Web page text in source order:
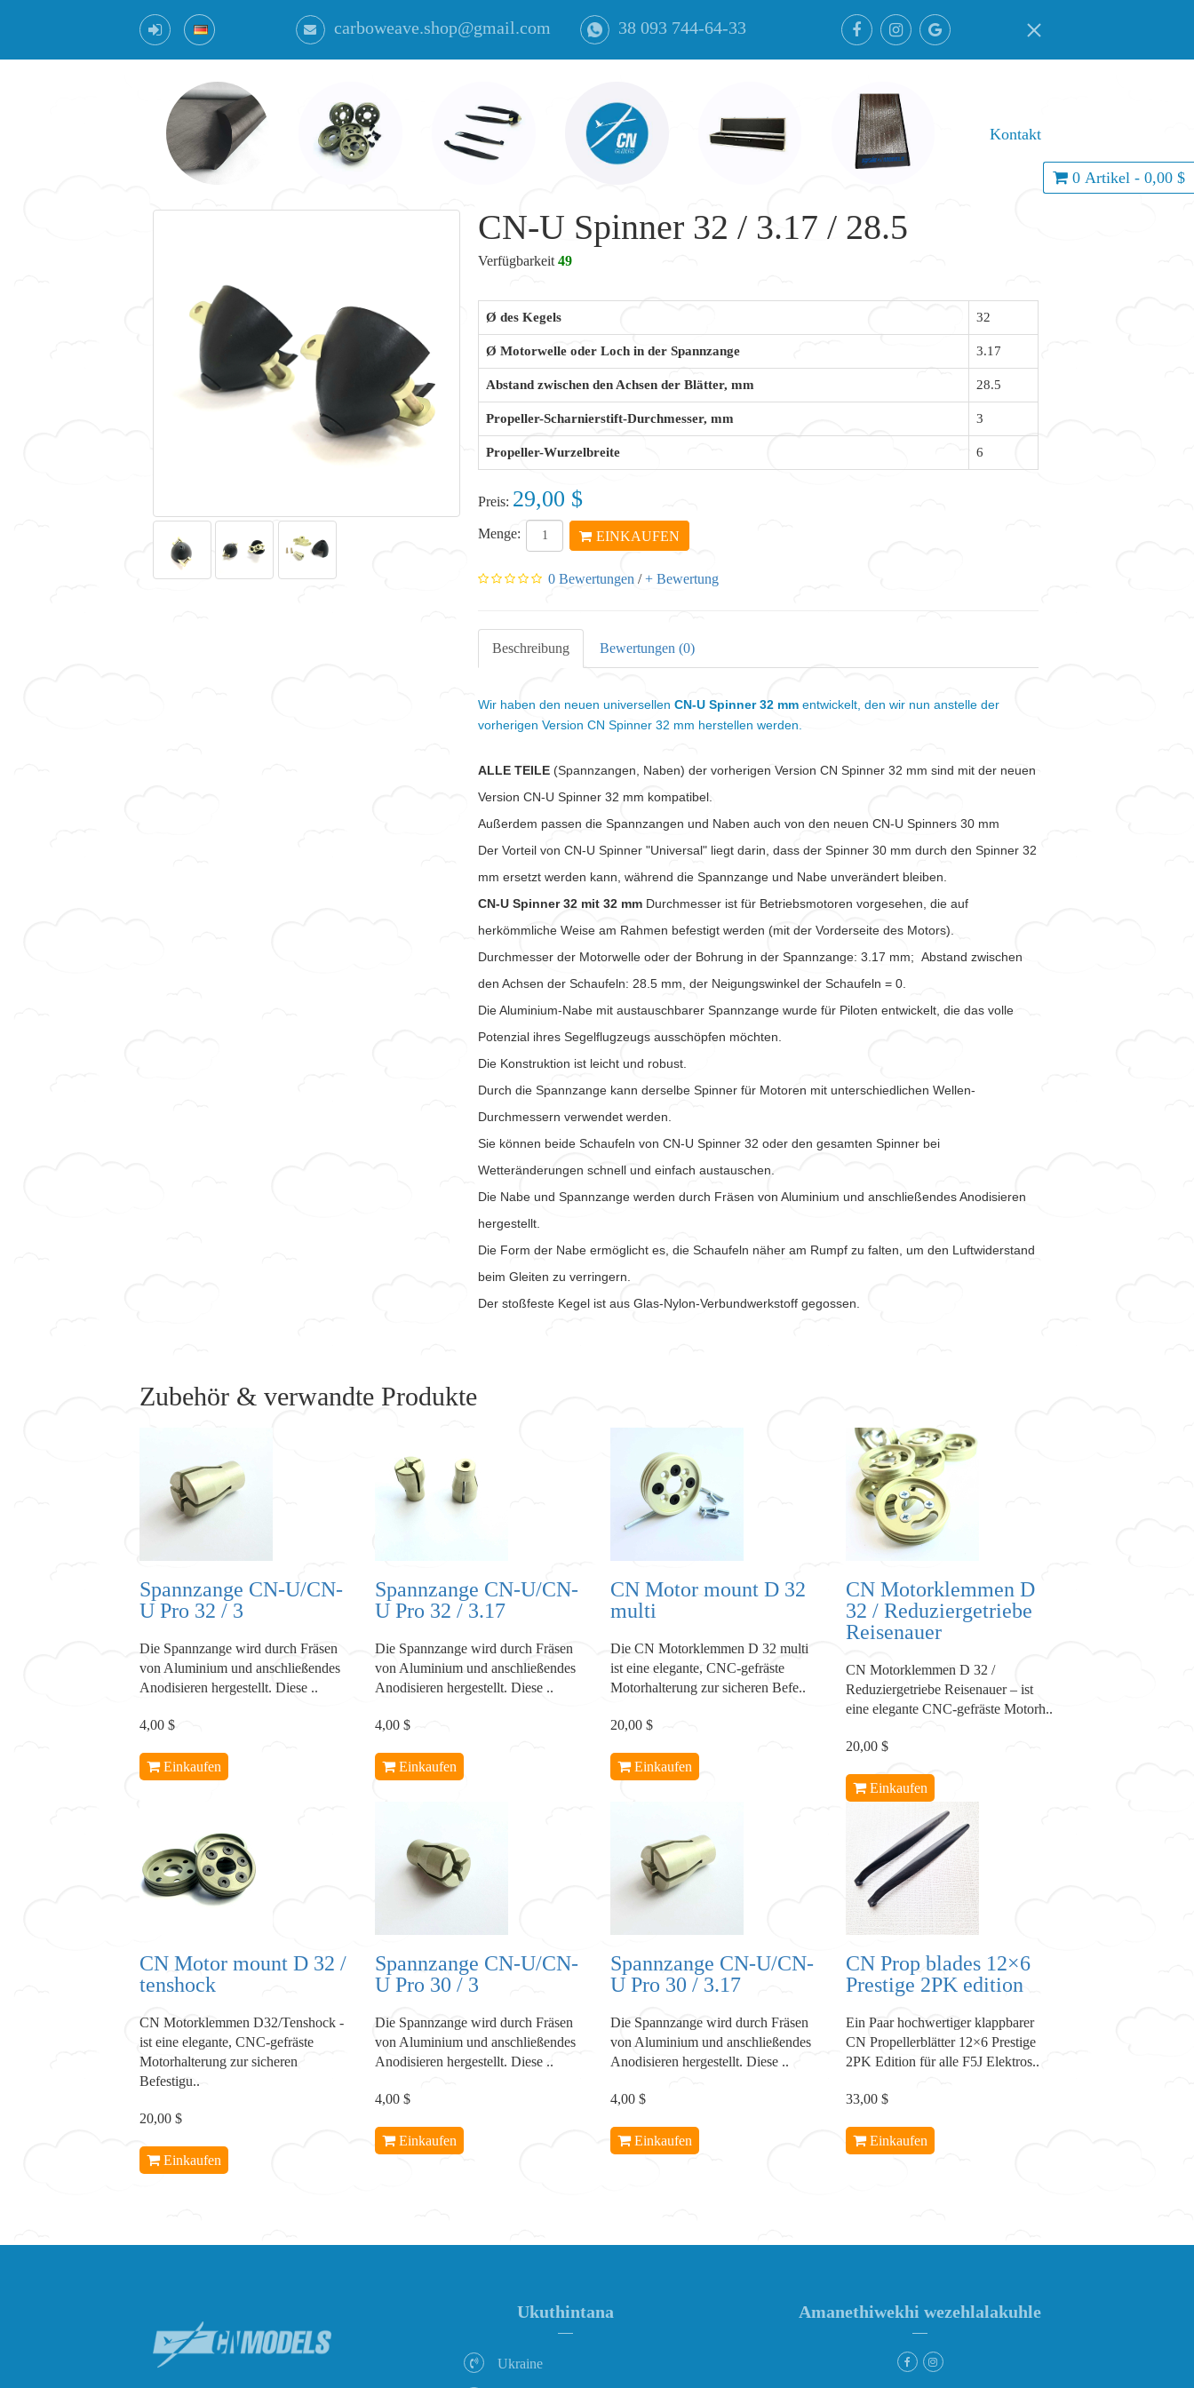
carboweave.shop@gmail.com 38 093 744-64-33
Kontakt
0 Artikel - 0,00 $
CN-U Spinner 32 / 3.17 / 28.5
Verfügbarkeit 49
Ø des Kegels 32
Ø Motorwelle oder Loch in der Spannzange 3.17
Abstand zwischen den Achsen der Blätter, mm 28.5
Propeller-Scharnierstift-Durchmesser, mm 3
Propeller-Wurzelbreite 6
Preis: 29,00 $
Menge: EINKAUFEN
0 Bewertungen /+ Bewertung
Beschreibung Bewertungen (0)
Wir haben den neuen universellen CN-U Spinner 32 mm entwickelt, den wir nun anstelle der
vorherigen Version CN Spinner 32 mm herstellen werden.
ALLE TEILE (Spannzangen, Naben) der vorherigen Version CN Spinner 32 mm sind mit der neuen
Version CN-U Spinner 32 mm kompatibel.
Außerdem passen die Spannzangen und Naben auch von den neuen CN-U Spinners 30 mm
Der Vorteil von CN-U Spinner "Universal" liegt darin, dass der Spinner 30 mm durch den Spinner 32
mm ersetzt werden kann, während die Spannzange und Nabe unverändert bleiben.
CN-U Spinner 32 mit 32 mm Durchmesser ist für Betriebsmotoren vorgesehen, die auf
herkömmliche Weise am Rahmen befestigt werden (mit der Vorderseite des Motors).
Durchmesser der Motorwelle oder der Bohrung in der Spannzange: 3.17 mm; Abstand zwischen
den Achsen der Schaufeln: 28.5 mm, der Neigungswinkel der Schaufeln = 0.
Die Aluminium-Nabe mit austauschbarer Spannzange wurde für Piloten entwickelt, die das volle
Potenzial ihres Segelflugzeugs ausschöpfen möchten.
Die Konstruktion ist leicht und robust.
Durch die Spannzange kann derselbe Spinner für Motoren mit unterschiedlichen Wellen-
Durchmessern verwendet werden.
Sie können beide Schaufeln von CN-U Spinner 32 oder den gesamten Spinner bei
Wetteränderungen schnell und einfach austauschen.
Die Nabe und Spannzange werden durch Fräsen von Aluminium und anschließendes Anodisieren
hergestellt.
Die Form der Nabe ermöglicht es, die Schaufeln näher am Rumpf zu falten, um den Luftwiderstand
beim Gleiten zu verringern.
Der stoßfeste Kegel ist aus Glas-Nylon-Verbundwerkstoff gegossen.
Zubehör & verwandte Produkte
Spannzange CN-U/CN-
U Pro 32 / 3
Die Spannzange wird durch Fräsen
von Aluminium und anschließendes
Anodisieren hergestellt. Diese ..
4,00 $
Einkaufen
Spannzange CN-U/CN-
U Pro 32 / 3.17
Die Spannzange wird durch Fräsen
von Aluminium und anschließendes
Anodisieren hergestellt. Diese ..
4,00 $
Einkaufen
CN Motor mount D 32
multi
Die CN Motorklemmen D 32 multi
ist eine elegante, CNC-gefräste
Motorhalterung zur sicheren Befe..
20,00 $
Einkaufen
CN Motorklemmen D
32 / Reduziergetriebe
Reisenauer
CN Motorklemmen D 32 /
Reduziergetriebe Reisenauer – ist
eine elegante CNC-gefräste Motorh..
20,00 $
Einkaufen
CN Motor mount D 32 /
tenshock
CN Motorklemmen D32/Tenshock -
ist eine elegante, CNC-gefräste
Motorhalterung zur sicheren
Befestigu..
20,00 $
Einkaufen
Spannzange CN-U/CN-
U Pro 30 / 3
Die Spannzange wird durch Fräsen
von Aluminium und anschließendes
Anodisieren hergestellt. Diese ..
4,00 $
Einkaufen
Spannzange CN-U/CN-
U Pro 30 / 3.17
Die Spannzange wird durch Fräsen
von Aluminium und anschließendes
Anodisieren hergestellt. Diese ..
4,00 $
Einkaufen
CN Prop blades 12×6
Prestige 2PK edition
Ein Paar hochwertiger klappbarer
CN Propellerblätter 12×6 Prestige
2PK Edition für alle F5J Elektros..
33,00 $
Einkaufen
Ukuthintana
Ukraine
Amanethiwekhi wezehlalakuhle